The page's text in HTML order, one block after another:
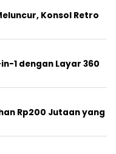
Konsol Retro
1 dengan Layar 360
Rp200 Jutaan yang